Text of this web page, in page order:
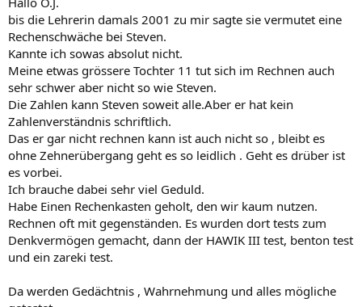
bis die Lehrerin damals 2001 zu mir sagte sie vermutet eine
Rechenschwäche bei Steven.
Kannte ich sowas absolut nicht.
Meine etwas grössere Tochter 11 tut sich im Rechnen auch
sehr schwer aber nicht so wie Steven.
Die Zahlen kann Steven soweit alle.Aber er hat kein
Zahlenverständnis schriftlich.
Das er gar nicht rechnen kann ist auch nicht so , bleibt es
ohne Zehnerübergang geht es so leidlich . Geht es drüber ist
es vorbei.
Ich brauche dabei sehr viel Geduld.
Habe Einen Rechenkasten geholt, den wir kaum nutzen.
Rechnen oft mit gegenständen. Es wurden dort tests zum
Denkvermögen gemacht, dann der HAWIK III test, benton test
und ein zareki test.
Da werden Gedächtnis , Wahrnehmung und alles mögliche